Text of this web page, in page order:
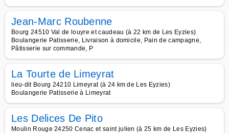
Jean-Marc Roubenne
Bourg 24510 Val de louyre et caudeau (à 22 km de Les Eyzies)
Boulangerie Patisserie, Livraison à domicile, Pain de campagne,
Pâtisserie sur commande, P
La Tourte de Limeyrat
lieu-dit Bourg 24210 Limeyrat (à 24 km de Les Eyzies)
Boulangerie Patisserie à Limeyrat
Les Delices De Pito
Moulin Rouge 24250 Cenac et saint julien (à 25 km de Les Eyzies)